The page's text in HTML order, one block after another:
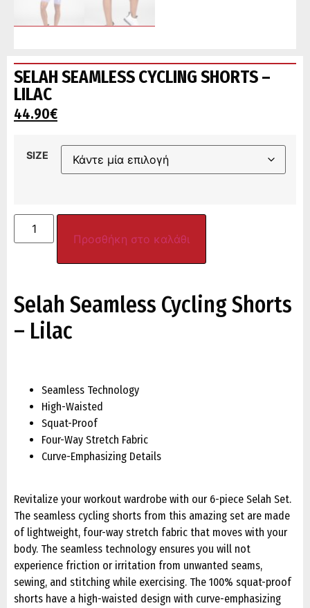
SELAH SEAMLESS CYCLING SHORTS –
LILAC
44.90€
SIZE
Προσθήκη στο καλάθι
Selah Seamless Cycling Shorts
– Lilac
Seamless Technology
High-Waisted
Squat-Proof
Four-Way Stretch Fabric
Curve-Emphasizing Details
Revitalize your workout wardrobe with our 6-piece Selah Set.
The seamless cycling shorts from this amazing set are made
of lightweight, four-way stretch fabric that moves with your
body. The seamless technology ensures you will not
experience friction or irritation from unwanted seams,
sewing, and stitching while exercising. The 100% squat-proof
shorts have a high-waisted design with curve-emphasizing